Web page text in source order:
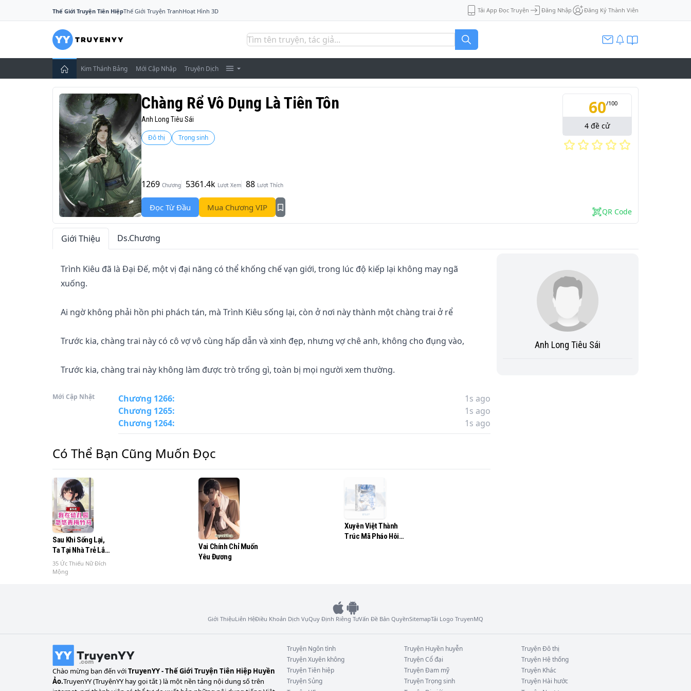
Thế Giới Truyện Tiên HiệpThế Giới Truyện TranhHoạt Hình 3D Tải App Đọc Truyện Đăng Nhập Đăng Ký Thành Viên
Kim Thánh Bảng Mới Cập Nhập Truyện Dịch
Chàng Rể Vô Dụng Là Tiên Tôn
Anh Long Tiêu Sái
Đô thị Trọng sinh
1269 Chương 5361.4k Lượt Xem 88 Lượt Thích
Đọc Từ Đầu Mua Chương VIP
60/100
4 đề cử
QR Code
Giới Thiệu Ds.Chương
Trình Kiêu đã là Đại Đế, một vị đại năng có thể khống chế vạn giới, trong lúc độ kiếp lại không may ngã
xuống.
Ai ngờ không phải hồn phi phách tán, mà Trình Kiêu sống lại, còn ở nơi này thành một chàng trai ở rể
Trước kia, chàng trai này có cô vợ vô cùng hấp dẫn và xinh đẹp, nhưng vợ chê anh, không cho đụng vào,
Trước kia, chàng trai này không làm được trò trống gì, toàn bị mọi người xem thường.
Hiện giờ, anh là thần y Trình trong giới y đạo; Thần nhãn Trình trong giới đồ cổ; đại sư Trình trong giới
phong thủy, Thương Sinh Trình trong giới võ đạo...
Khi anh trở lại Tinh Không Vạn Giới, phát hiện thiên đạo đã thay đổi, mấy người ứng kiếp tề tụ, bọn họ có
thể ngăn cơn sóng dữ hay không?
Mới Cập Nhật Chương 1266:
1s ago
Chương 1265:
1s ago
Chương 1264: 1s ago
Có Thể Bạn Cũng Muốn Đọc
Sau Khi Sống Lại,
Ta Tại Nhà Trẻ Lắc
Lư Thanh Mai Trúc
Mã
35 Ức Thiếu Nữ Đích
Mộng
Vai Chính Chỉ Muốn
Yêu Đương
Xuyên Việt Thành
Trúc Mã Pháo Hôi
Anh Long Tiêu Sái
Giới ThiệuLiên HệĐiều Khoản Dịch VụQuy Định Riêng TưVấn Đề Bản QuyềnSitemapTải Logo TruyenMQ
Chào mừng bạn đến vớiTruyenYY - Thế Giới Truyện Tiên Hiệp Huyền
Ảo.TruyenYY (TruyệnYY hay gọi tắt ) là một nền tảng nội dung số trên
Truyện Ngôn tình Truyện Huyền huyễn TruyệnĐô thị
TruyệnXuyên không TruyệnCổ đại Truyện Hệ thống
TruyệnTiên hiệp TruyệnĐam mỹ Truyện Khác
TruyệnSủng TruyệnTrọng sinh Truyện Hài hước